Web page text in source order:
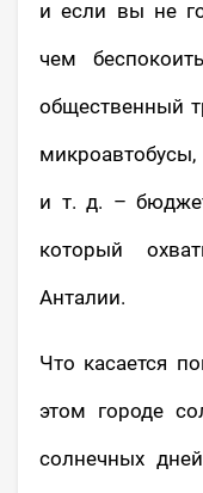
и если вы не
чем
общественный
и т. д. –
который
Анталии.
Что касается
этом городе
солнечных